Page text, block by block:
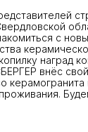
с
наград
внёс свой